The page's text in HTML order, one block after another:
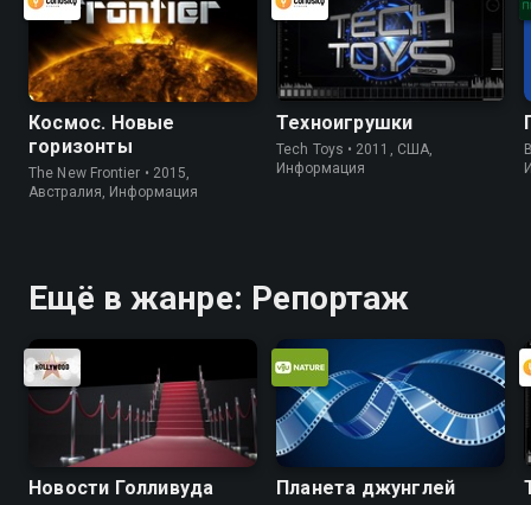
Космос. Новые
горизонты
The New Frontier • 2015,
Австралия, Информация
Техноигрушки
Tech Toys • 2011, США,
Информация
Ещё в жанре: Репортаж
Новости Голливуда Планета джунглей